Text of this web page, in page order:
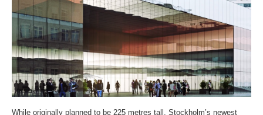
While originally planned to be 225 metres tall, Stockholm’s newest